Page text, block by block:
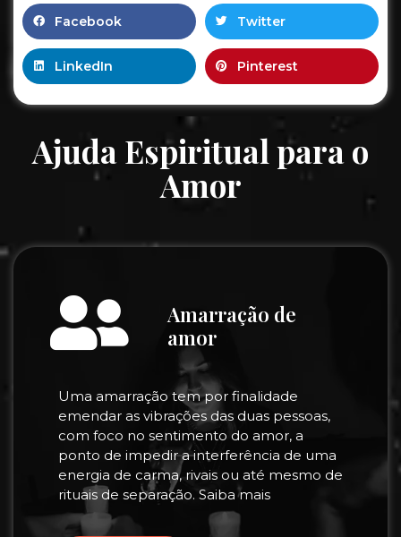
Facebook Twitter
LinkedIn Pinterest
Ajuda Espiritual para o
Amor
Amarração de
amor
Uma amarração tem por finalidade
emendar as vibrações das duas pessoas,
com foco no sentimento do amor, a
ponto de impedir a interferência de uma
energia de carma, rivais ou até mesmo de
rituais de separação. Saiba mais